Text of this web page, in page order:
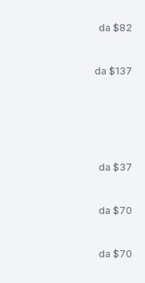
da $82
da $137
da $37
da $70
da $70